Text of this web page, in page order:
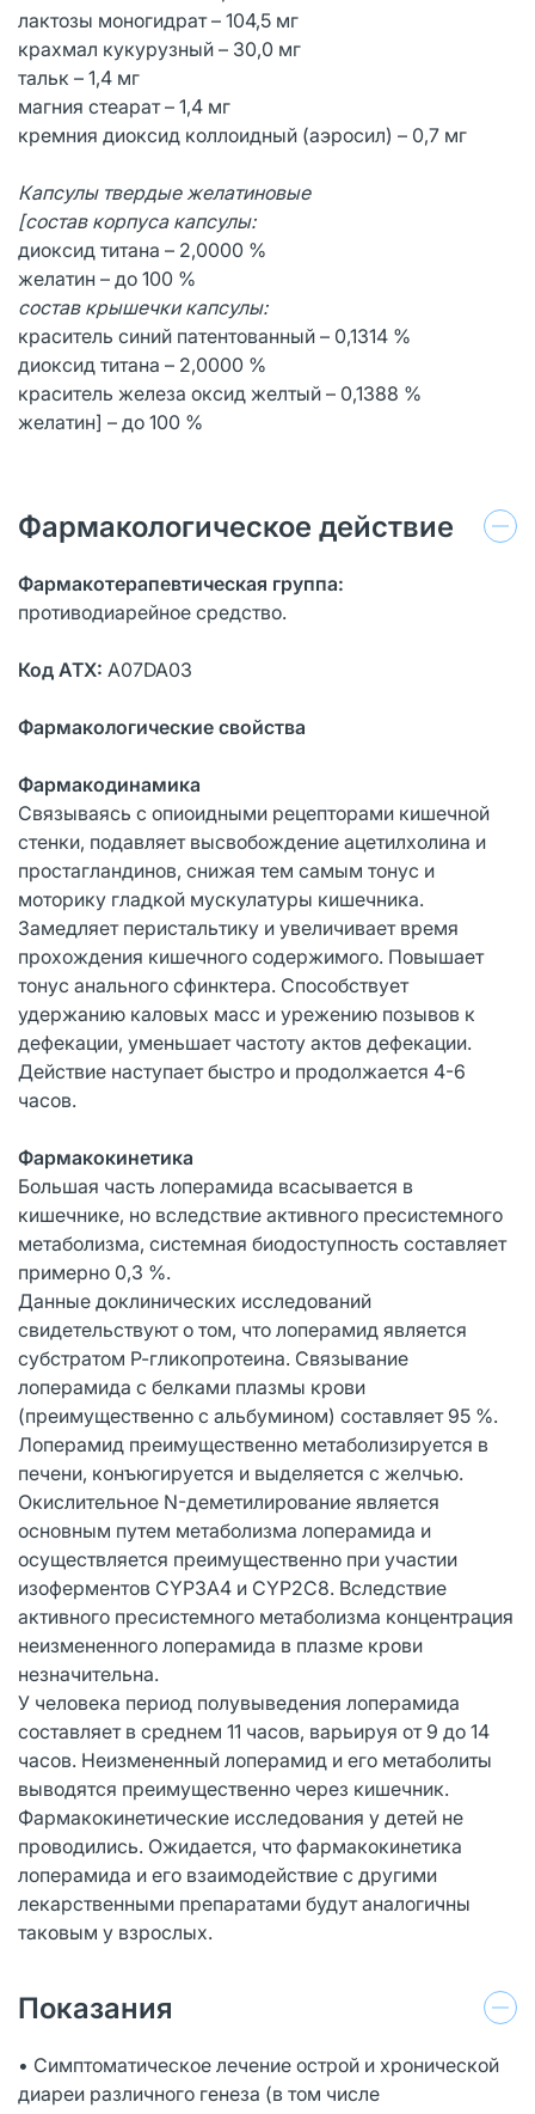
лактозы моногидрат – 104,5 мг
крахмал кукурузный – 30,0 мг
тальк – 1,4 мг
магния стеарат – 1,4 мг
кремния диоксид коллоидный (аэросил) – 0,7 мг
Капсулы твердые желатиновые
[состав корпуса капсулы:
диоксид титана – 2,0000 %
желатин – до 100 %
состав крышечки капсулы:
краситель синий патентованный – 0,1314 %
диоксид титана – 2,0000 %
краситель железа оксид желтый – 0,1388 %
желатин] – до 100 %
Фармакологическое действие
Фармакотерапевтическая группа:
противодиарейное средство.
Код АТХ: А07DA03
Фармакологические свойства
Фармакодинамика
Связываясь с опиоидными рецепторами кишечной
стенки, подавляет высвобождение ацетилхолина и
простагландинов, снижая тем самым тонус и
моторику гладкой мускулатуры кишечника.
Замедляет перистальтику и увеличивает время
прохождения кишечного содержимого. Повышает
тонус анального сфинктера. Способствует
удержанию каловых масс и урежению позывов к
дефекации, уменьшает частоту актов дефекации.
Действие наступает быстро и продолжается 4-6
часов.
Фармакокинетика
Большая часть лоперамида всасывается в
кишечнике, но вследствие активного пресистемного
метаболизма, системная биодоступность составляет
примерно 0,3 %.
Данные доклинических исследований
свидетельствуют о том, что лоперамид является
субстратом Р-гликопротеина. Связывание
лоперамида с белками плазмы крови
(преимущественно с альбумином) составляет 95 %.
Лоперамид преимущественно метаболизируется в
печени, конъюгируется и выделяется с желчью.
Окислительное N-деметилирование является
основным путем метаболизма лоперамида и
осуществляется преимущественно при участии
изоферментов СYР3А4 и СYР2С8. Вследствие
активного пресистемного метаболизма концентрация
неизмененного лоперамида в плазме крови
незначительна.
У человека период полувыведения лоперамида
составляет в среднем 11 часов, варьируя от 9 до 14
часов. Неизмененный лоперамид и его метаболиты
выводятся преимущественно через кишечник.
Фармакокинетические исследования у детей не
проводились. Ожидается, что фармакокинетика
лоперамида и его взаимодействие с другими
лекарственными препаратами будут аналогичны
таковым у взрослых.
Показания
• Симптоматическое лечение острой и хронической
диареи различного генеза (в том числе